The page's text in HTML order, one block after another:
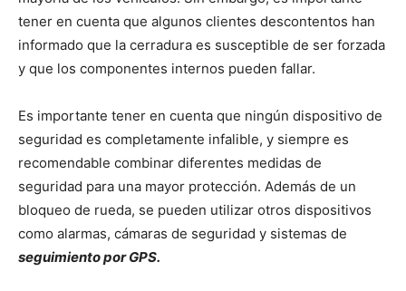
tener en cuenta que algunos clientes descontentos han
informado que la cerradura es susceptible de ser forzada
y que los componentes internos pueden fallar.
Es importante tener en cuenta que ningún dispositivo de
seguridad es completamente infalible, y siempre es
recomendable combinar diferentes medidas de
seguridad para una mayor protección. Además de un
bloqueo de rueda, se pueden utilizar otros dispositivos
como alarmas, cámaras de seguridad y sistemas de
seguimiento por GPS.